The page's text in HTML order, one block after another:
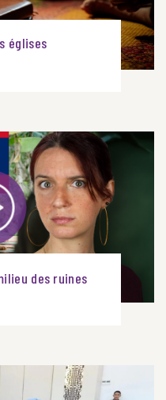
églises
des ruines